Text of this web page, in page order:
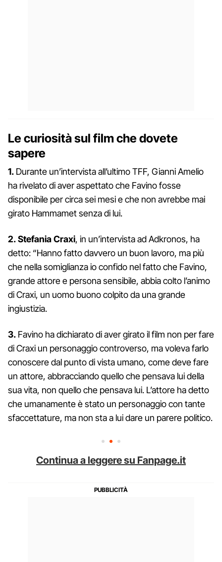
Le curiosità sul film che dovete
sapere
1. Durante un’intervista all’ultimo TFF, Gianni Amelio
ha rivelato di aver aspettato che Favino fosse
disponibile per circa sei mesi e che non avrebbe mai
girato Hammamet senza di lui.
2.Stefania Craxi, in un’intervista ad Adkronos, ha
detto: “Hanno fatto davvero un buon lavoro, ma più
che nella somiglianza io confido nel fatto che Favino,
grande attore e persona sensibile, abbia colto l’animo
di Craxi, un uomo buono colpito da una grande
ingiustizia.
3. Favino ha dichiarato di aver girato il film non per fare
di Craxi un personaggio controverso, ma voleva farlo
conoscere dal punto di vista umano, come deve fare
un attore, abbracciando quello che pensava lui della
sua vita, non quello che pensava lui. L’attore ha detto
che umanamente è stato un personaggio con tante
sfaccettature, ma non sta a lui dare un parere politico.
Continua a leggere su Fanpage.it